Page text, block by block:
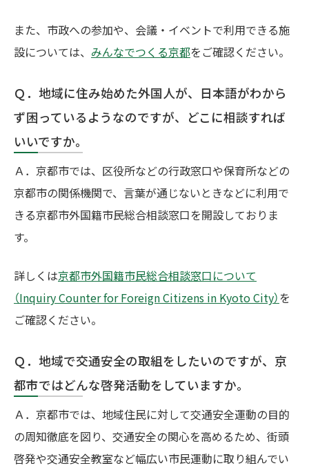
また、市政への参加や、会議・イベントで利用できる施
設については、 みんなでつくる京都をご確認ください。
Ｑ．地域に住み始めた外国人が、日本語がわから
ず困っているようなのですが、どこに相談すれば
いいですか。
Ａ．京都市では、区役所などの行政窓口や保育所などの
京都市の関係機関で、言葉が通じないときなどに利用で
きる京都市外国籍市民総合相談窓口を開設しておりま
す。
詳しくは京都市外国籍市民総合相談窓口について
（Inquiry Counter for Foreign Citizens in Kyoto City）を
ご確認ください。
Ｑ．地域で交通安全の取組をしたいのですが、京
都市ではどんな啓発活動をしていますか。
Ａ．京都市では、地域住民に対して交通安全運動の目的
の周知徹底を図り、交通安全の関心を高めるため、街頭
啓発や交通安全教室など幅広い市民運動に取り組んでい